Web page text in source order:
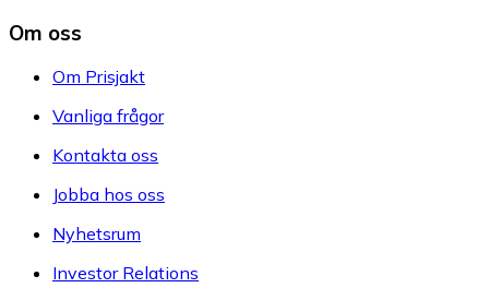
Om oss
Om Prisjakt
Vanliga frågor
Kontakta oss
Jobba hos oss
Nyhetsrum
Investor Relations